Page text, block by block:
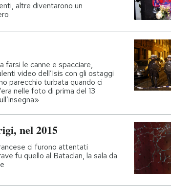
altre diventarono un
farsi le canne e spacciare,
video dell’Isis con gli ostaggi
parecchio turbata quando ci
nelle foto di prima del 13
nel 2015
ci furono attentati
fu quello al Bataclan, la sala da